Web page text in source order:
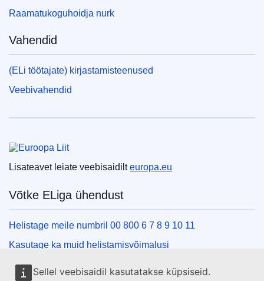
Sellel veebisaidil kasutatakse küpsiseid.
Raamatukoguhoidja nurk
Vahendid
(ELi töötajate) kirjastamisteenused
Veebivahendid
Lisateavet leiate veebisaidilteuropa.eu
Võtke ELiga ühendust
Helistage meile numbril 00 800 6 7 8 9 10 11
Kasutage ka muid helistamisvõimalusi
Kirjutage meile kontaktvormi vahendusel